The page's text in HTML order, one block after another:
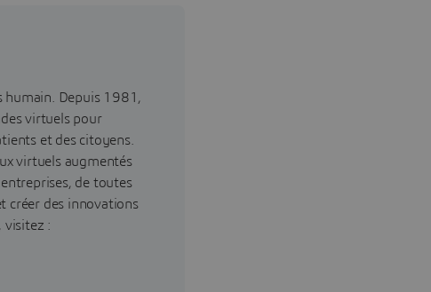
humain. Depuis 1981,
virtuels pour
et des citoyens.
virtuels augmentés
de toutes
créer des innovations
: